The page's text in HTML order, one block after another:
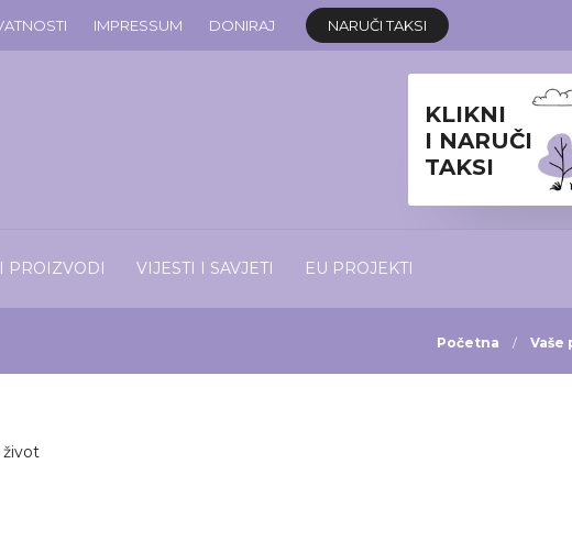
IMPRESSUM DONIRAJ NARUČI TAKSI
KLIKNI
I NARUČI
TAKSI
PROIZVODI VIJESTI I SAVJETI EU PROJEKTI
Početna Vaše